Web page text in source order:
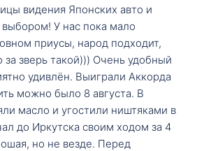
видения Японских авто и
выбором! У нас пока мало
приусы, народ подходит,
за зверь такой))) Очень удобный
удивлён. Выиграли Аккорда
можно было 8 августа. В
масло и угостили ништяками в
до Иркутска своим ходом за 4
но не везде. Перед